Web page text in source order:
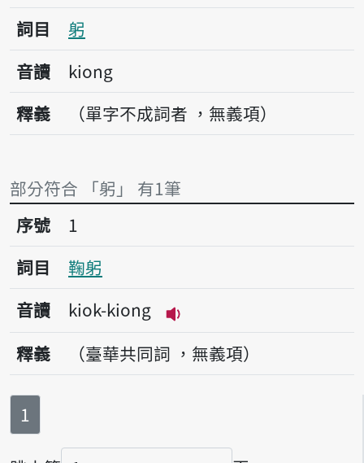
詞目
躬
音讀
kiong
釋義
（單字不成詞者 ，無義項）
部分符合 「躬」 有1筆
序號1鞠躬
序號
1
詞目
鞠躬
音讀
kiok-kiong
播放音讀kiok-kiong
釋義 （臺華共同詞 ，無義項）
第
1